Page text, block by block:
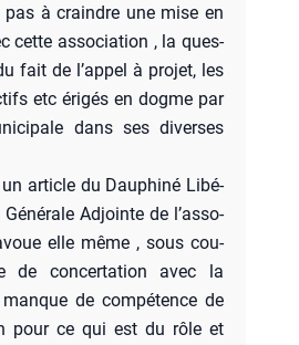
pas à craindre une mise en
cette asso­cia­tion , la ques­
fait de l’ap­pel à pro­jet, les
etc éri­gés en dogme par
dans ses diverses
article du Dau­phi­né Libé­
Adjointe de l’as­so­
elle même , sous cou­
de concer­ta­tion avec la
de com­pé­tence de
pour ce qui est du rôle et